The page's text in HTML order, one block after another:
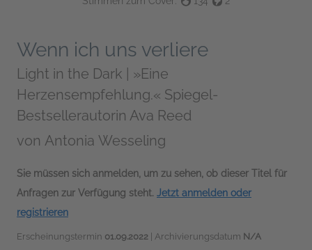
Wenn ich uns verliere
Light in the Dark | »Eine
Herzensempfehlung.« Spiegel-
Bestsellerautorin Ava Reed
von Antonia Wesseling
Sie müssen sich anmelden, um zu sehen, ob dieser Titel für
Anfragen zur Verfügung steht. Jetzt anmelden oder
registrieren
Erscheinungstermin 01.09.2022 | Archivierungsdatum N/A